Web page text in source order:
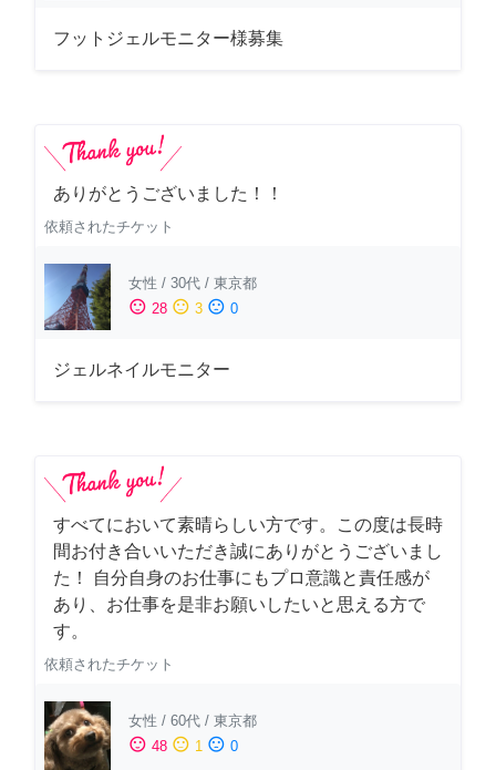
フットジェルモニター様募集
ありがとうございました！！
依頼されたチケット
女性 / 30代 / 東京都
sentiment_satisfied 28 sentiment_neutral 3 sentiment_dissatisfied 0
ジェルネイルモニター
すべてにおいて素晴らしい方です。この度は長時
間お付き合いいただき誠にありがとうございまし
た！ 自分自身のお仕事にもプロ意識と責任感が
あり、お仕事を是非お願いしたいと思える方で
す。
依頼されたチケット
女性 / 60代 / 東京都
sentiment_satisfied 48 sentiment_neutral 1 sentiment_dissatisfied 0